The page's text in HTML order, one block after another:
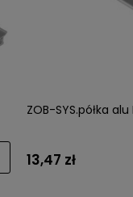
ZOB-SYS.półka
13,47 zł